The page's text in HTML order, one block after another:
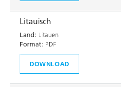
Litauisch
Land: Litauen
Format: PDF
DOWNLOAD